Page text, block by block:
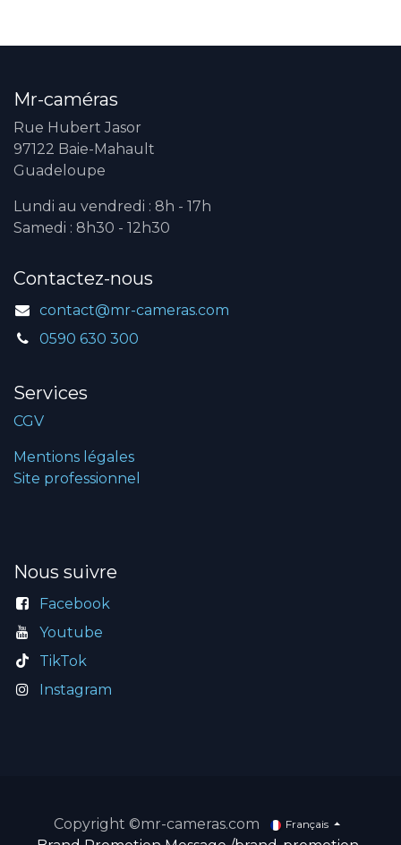
Mr-caméras
Rue Hubert Jasor
97122 Baie-Mahault
Guadeloupe
Lundi au vendredi : 8h - 17h
Samedi : 8h30 - 12h30
Contactez-nous
contact@mr-cameras.com
0590 630 300
Services
CGV
Mentions légales
Site professionnel
Nous suivre
Facebook
Youtube
TikTok
Instagram
Copyright ©mr-cameras.com Français